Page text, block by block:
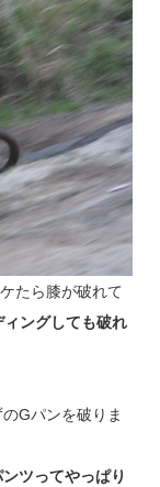
たら膝が破れて
ングしても破れ
Gパンを破りま
ツってやっぱり